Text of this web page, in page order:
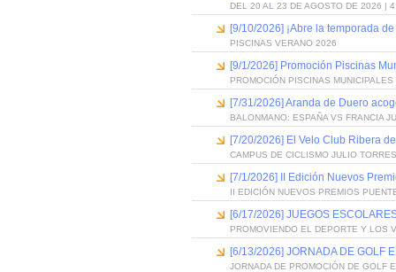
DEL 20 AL 23 DE AGOSTO DE 2026 | 4
[9/10/2026] ¡Abre la temporada
PISCINAS VERANO 2026
[9/1/2026] Promoción Piscinas
PROMOCIÓN PISCINAS
[7/31/2026] Aranda de Duero
BALONMANO: ESPAÑA VS FRANCIA
[7/20/2026] El Velo Club Ribera
CAMPUS DE CICLISMO JULIO
[7/1/2026] II Edición Nuevos
II EDICIÓN NUEVOS PREMIOS
[6/17/2026] JUEGOS
PROMOVIENDO EL DEPORTE Y LOS
[6/13/2026] JORNADA DE GOLF
JORNADA DE PROMOCIÓN DE GOLF